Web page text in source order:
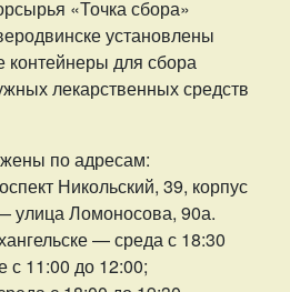
«Точка сбора»
установлены
контейнеры для сбора
лекарственных средств
по адресам:
Никольский, 39, корпус
улица Ломоносова, 90а.
— среда с 18:30
с 11:00 до 12:00;